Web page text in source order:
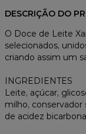
DESCRIÇÃO DO
O Doce de Leite
selecionados,
criando assim um
INGREDIENTES
Leite, açúcar,
milho, conservador
de acidez